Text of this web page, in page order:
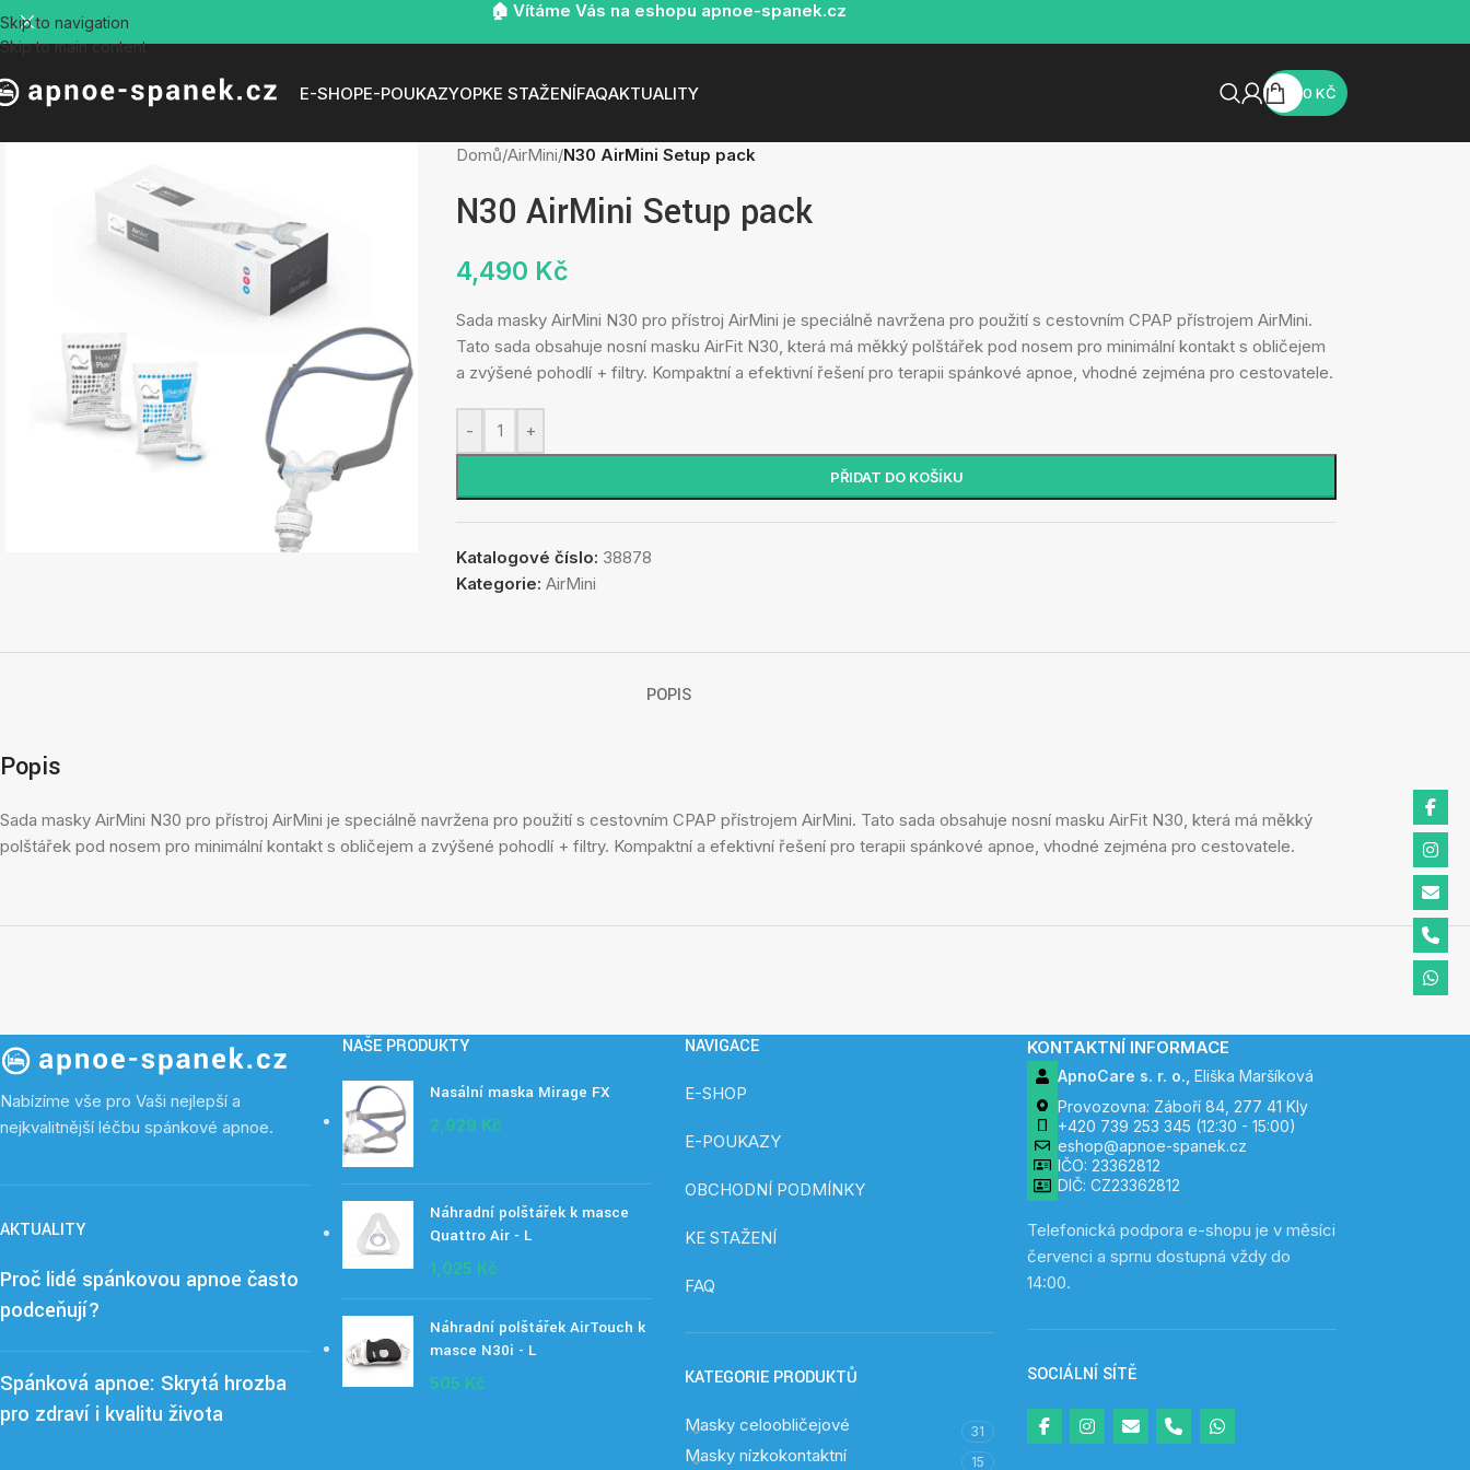
Skip to navigation
Skip to main content
🏠 Vítáme Vás na eshopu apnoe-spanek.cz
E-SHOPE-POUKAZYOPKE STAŽENÍFAQAKTUALITY 0 KČ
Domů/AirMini/N30 AirMini Setup pack
N30 AirMini Setup pack
4,490 Kč
Sada masky AirMini N30 pro přístroj AirMini je speciálně navržena pro použití s ​​cestovním CPAP přístrojem AirMini.
Tato sada obsahuje nosní masku AirFit N30, která má měkký polštářek pod nosem pro minimální kontakt s obličejem
a zvýšené pohodlí + filtry. Kompaktní a efektivní řešení pro terapii spánkové apnoe, vhodné zejména pro cestovatele.
- +
PŘIDAT DO KOŠÍKU
Katalogové číslo: 38878
Kategorie: AirMini
POPIS
Popis
Sada masky AirMini N30 pro přístroj AirMini je speciálně navržena pro použití s ​​cestovním CPAP přístrojem AirMini. Tato sada obsahuje nosní masku AirFit N30, která má měkký
polštářek pod nosem pro minimální kontakt s obličejem a zvýšené pohodlí + filtry. Kompaktní a efektivní řešení pro terapii spánkové apnoe, vhodné zejména pro cestovatele.
Nabízíme vše pro Vaši nejlepší a
nejkvalitnější léčbu spánkové apnoe.
AKTUALITY
Proč lidé spánkovou apnoe často
podceňují?
Spánková apnoe: Skrytá hrozba
pro zdraví i kvalitu života
NAŠE PRODUKTY
Nasální maska Mirage FX
2,929 Kč
Náhradní polštářek k masce
Quattro Air - L
1,025 Kč
Náhradní polštářek AirTouch k
masce N30i - L
505 Kč
NAVIGACE
E-SHOP
E-POUKAZY
OBCHODNÍ PODMÍNKY
KE STAŽENÍ
FAQ
KATEGORIE PRODUKTŮ
Masky celoobličejové 31
Masky nízkokontaktní 15
KONTAKTNÍ INFORMACE
ApnoCare s. r. o., Eliška Maršíková
Provozovna: Záboří 84, 277 41 Kly
+420 739 253 345 (12:30 - 15:00)
eshop@apnoe-spanek.cz
IČO: 23362812
DIČ: CZ23362812
Telefonická podpora e-shopu je v měsíci
červenci a sprnu dostupná vždy do
14:00.
SOCIÁLNÍ SÍTĚ